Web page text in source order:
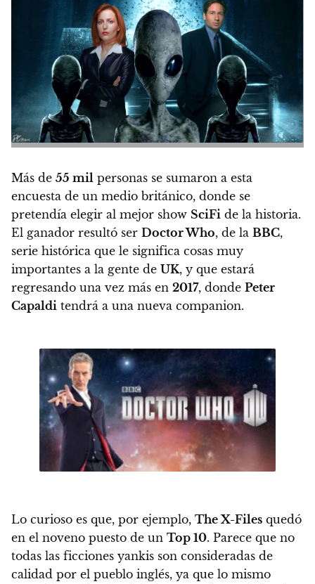
Más de 55 mil personas se sumaron a esta
encuesta de un medio británico, donde se
pretendía elegir al mejor show SciFi de la historia.
El ganador resultó ser Doctor Who, de la BBC,
serie histórica que le significa cosas muy
importantes a la gente de UK, y que estará
regresando una vez más en 2017, donde Peter
Capaldi tendrá a una nueva companion.
Lo curioso es que, por ejemplo, The X-Files quedó
en el noveno puesto de un Top 10. Parece que no
todas las ficciones yankis son consideradas de
calidad por el pueblo inglés, ya que lo mismo